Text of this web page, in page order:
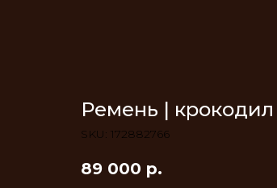
Ремень |
SKU: 172882766
89 000 р.